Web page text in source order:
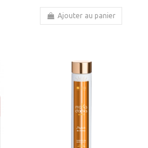
Ajouter au panier